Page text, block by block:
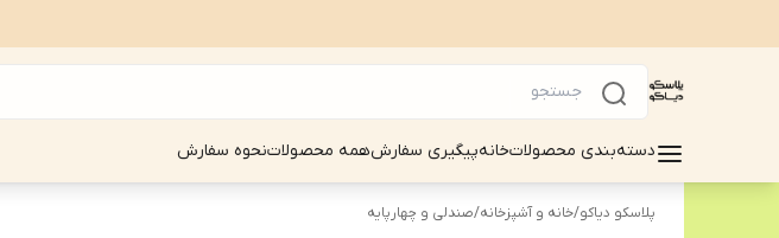
دسته‌بندی محصولاتخانهپیگیری سفارشهمه محصولاتنحوه سفارش
پلاسکو دیاکو/خانه و آشپزخانه/صندلی و چهارپایه